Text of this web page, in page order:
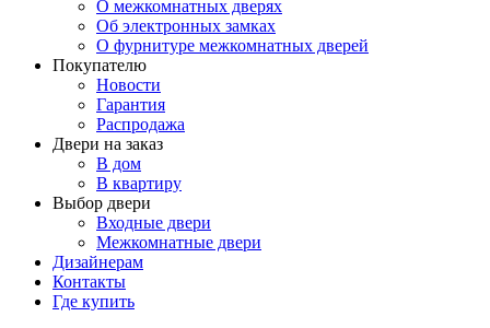
О межкомнатных дверях
Об электронных замках
О фурнитуре межкомнатных дверей
Покупателю
Новости
Гарантия
Распродажа
Двери на заказ
В дом
В квартиру
Выбор двери
Входные двери
Межкомнатные двери
Дизайнерам
Контакты
Где купить